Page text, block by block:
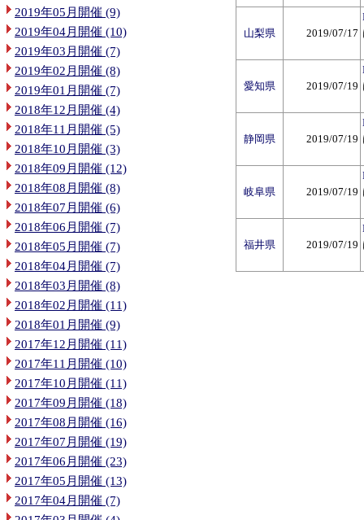
2019年05月開催 (9)
2019年04月開催 (10)
2019年03月開催 (7)
2019年02月開催 (8)
2019年01月開催 (7)
2018年12月開催 (4)
2018年11月開催 (5)
2018年10月開催 (3)
2018年09月開催 (12)
2018年08月開催 (8)
2018年07月開催 (6)
2018年06月開催 (7)
2018年05月開催 (7)
2018年04月開催 (7)
2018年03月開催 (8)
2018年02月開催 (11)
2018年01月開催 (9)
2017年12月開催 (11)
2017年11月開催 (10)
2017年10月開催 (11)
2017年09月開催 (18)
2017年08月開催 (16)
2017年07月開催 (19)
2017年06月開催 (23)
2017年05月開催 (13)
2017年04月開催 (7)
山梨県 2019/07/17
愛知県 2019/07/19
静岡県 2019/07/19
岐阜県 2019/07/19
福井県 2019/07/19